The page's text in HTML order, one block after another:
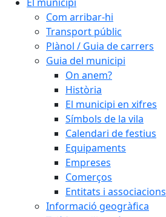
Com arribar-hi
Transport públic
Plànol / Guia de carrers
Guia del municipi
On anem?
Història
El municipi en xifres
Símbols de la vila
Calendari de festius
Equipaments
Empreses
Comerços
Entitats i associacions
Informació geogràfica